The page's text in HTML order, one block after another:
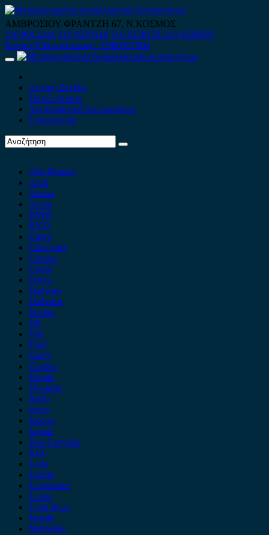
Skip
to
content
ΑΜΒΡΟΣΙΟΥ ΦΡΑΝΤΖΗ 67, Ν.ΚΟΣΜΟΣ
210 9012444 210 9239148 210 9238158 210 9026839
Κινητό-Viber-whatsapp : 6980507900
Primary
Αρχική Σελίδα
Ποιοί είμαστε
Ανταλλακτικά Αυτοκινήτων
Επικοινωνία
Alfa Romeo
Audi
Austin
Acura
BMW
BYD
Chery
Chevrolet
Citroen
Cupra
Dacia
Daewoo
Daihatsu
Dodge
DS
Fiat
Ford
Geely
Gonow
Honda
Hyundai
Isuzu
iveco
Jaecoo
Jaguar
Jeep Chrysler
KIA
Lada
Lancia
Leapmotor
Lexus
Lynk & co
Mazda
Mercedes